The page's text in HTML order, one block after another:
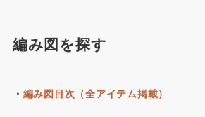
編み図を探す
・ 編み図目次（全アイテム掲載）